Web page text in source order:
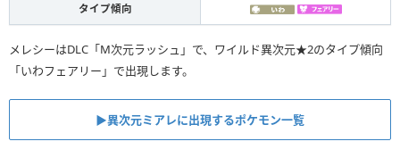
タイプ傾向
メレシーはDLC「M次元ラッシュ」で、ワイルド異次元★2のタイプ傾向
「いわフェアリー」で出現します。
▶︎異次元ミアレに出現するポケモン一覧